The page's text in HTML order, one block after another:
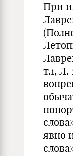
При
т.1, Л.
явно